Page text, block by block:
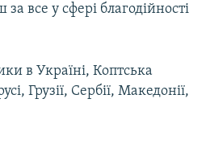
все у сфері благодійності
в Україні, Коптська
Грузії, Сербії, Македонії,